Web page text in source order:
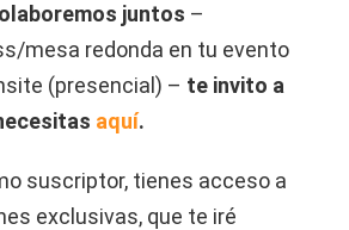
juntos –
mesa redonda en tu evento
(presencial) – te invito a
aquí.
suscriptor, tienes acceso a
exclusivas, que te iré